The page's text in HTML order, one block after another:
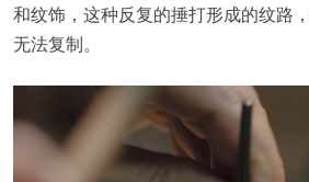
和纹饰，这种反复的捶打形成的纹路
无法复制。